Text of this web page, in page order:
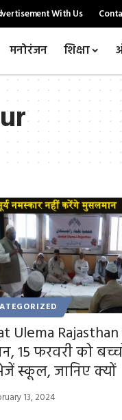
With Us
मनोरंजन शिक्षा
Ulema
15 फरवरी को
स्कूल, जानिए क्यों
13, 2024